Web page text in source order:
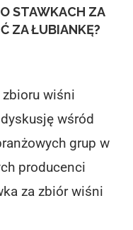
STAWKACH ZA
ZA ŁUBIANKĘ?
wiśni
wśród
grup w
producenci
za zbiór wiśni